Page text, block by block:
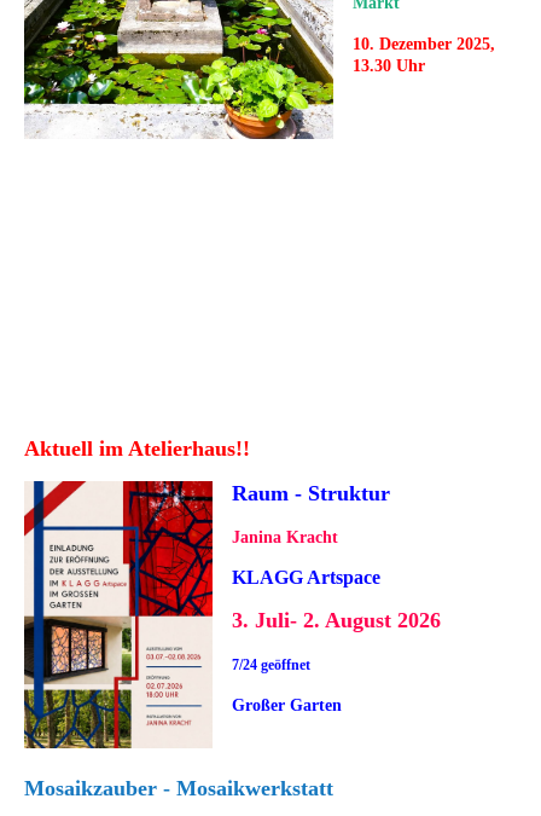
10. Dezember 2025,
13.30 Uhr
Aktuell im Atelierhaus!!
Raum - Struktur
Janina Kracht
KLAGG Artspace
3. Juli- 2. August 2026
7/24 geöffnet
Großer Garten
Mosaikzauber - Mosaikwerkstatt